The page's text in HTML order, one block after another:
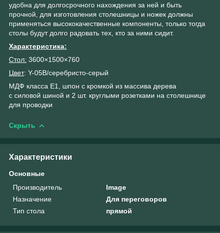
удобна для долгосрочного нахождения за ней и быть
прочной, для изготовления столешницы и ножек должны
применяться высококачественные компоненты, только тогда
столы будут долго радовать тех, кто за ними сидит.
Характеристика:
Стол: 3600×1500×760
Цвет: Y-05B/серебристо-серый
МДФ класса Е1, шпон с кромкой из массива дерева
с силовой шиной и 2 шт. круглыми розетками на столешнице
для проводки
Скрыть
Характеристики
Основные
Производитель
Image
Назначение
Для переговоров
Тип стола
прямой